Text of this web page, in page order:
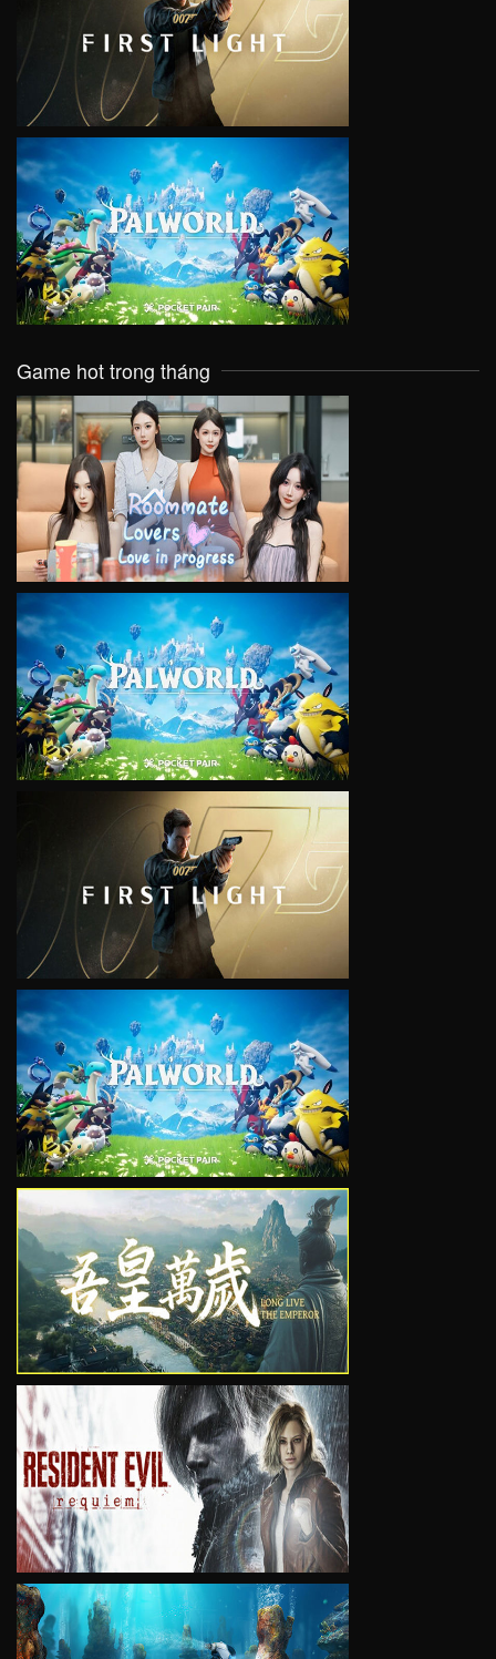
VIEW
VIEW
Game hot trong tháng
VIEW
VIEW
VIEW
VIEW
VIEW
VIEW